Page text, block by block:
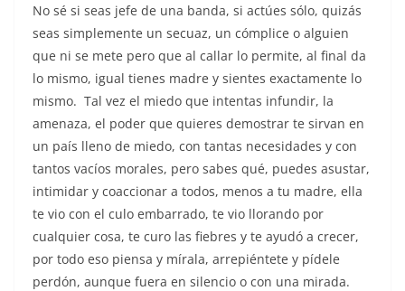
No sé si seas jefe de una banda, si actúes sólo, quizás
seas simplemente un secuaz, un cómplice o alguien
que ni se mete pero que al callar lo permite, al final da
lo mismo, igual tienes madre y sientes exactamente lo
mismo. Tal vez el miedo que intentas infundir, la
amenaza, el poder que quieres demostrar te sirvan en
un país lleno de miedo, con tantas necesidades y con
tantos vacíos morales, pero sabes qué, puedes asustar,
intimidar y coaccionar a todos, menos a tu madre, ella
te vio con el culo embarrado, te vio llorando por
cualquier cosa, te curo las fiebres y te ayudó a crecer,
por todo eso piensa y mírala, arrepiéntete y pídele
perdón, aunque fuera en silencio o con una mirada.